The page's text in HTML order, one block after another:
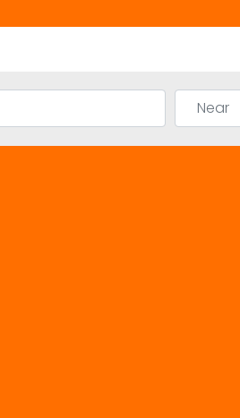
Near